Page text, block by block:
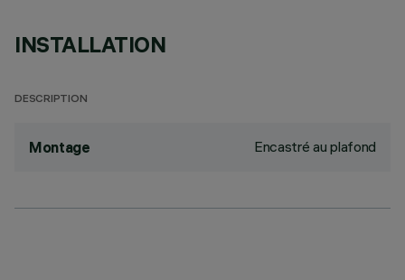
INSTALLATION
DESCRIPTION
Montage Encastré au plafond